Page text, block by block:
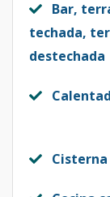
Bar,
techada,
destechada
Cisterna